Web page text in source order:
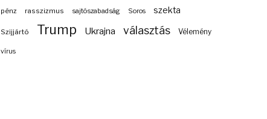
pénz rasszizmus sajtószabadság Soros szekta
Szijjártó Trump Ukrajna választás Vélemény
vírus